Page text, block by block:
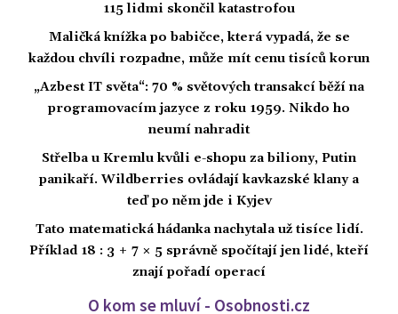
115 lidmi skončil katastrofou
Maličká knížka po babičce, která vypadá, že se
každou chvíli rozpadne, může mít cenu tisíců korun
„Azbest IT světa“: 70 % světových transakcí běží na
programovacím jazyce z roku 1959. Nikdo ho
neumí nahradit
Střelba u Kremlu kvůli e-shopu za biliony, Putin
panikaří. Wildberries ovládají kavkazské klany a
teď po něm jde i Kyjev
Tato matematická hádanka nachytala už tisíce lidí.
Příklad 18 : 3 + 7 × 5 správně spočítají jen lidé, kteří
znají pořadí operací
O kom se mluví - Osobnosti.cz